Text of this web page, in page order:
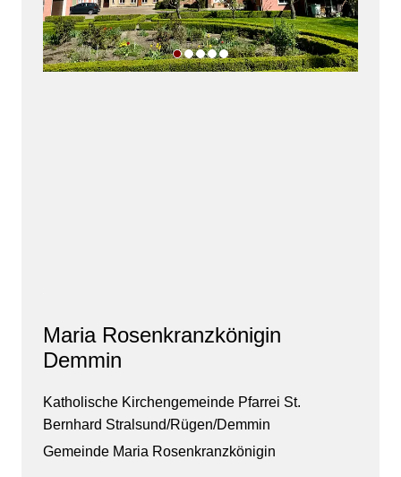
Maria Rosenkranzkönigin
Demmin
Katholische Kirchengemeinde Pfarrei St.
Bernhard Stralsund/Rügen/Demmin
Gemeinde Maria Rosenkranzkönigin